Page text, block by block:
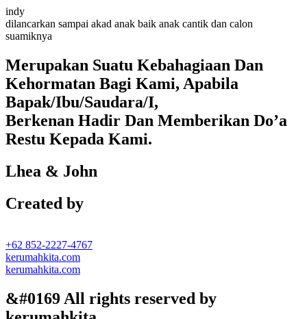
indy
dilancarkan sampai akad anak baik anak cantik dan calon
suamiknya
Merupakan Suatu Kebahagiaan Dan
Kehormatan Bagi Kami, Apabila
Bapak/Ibu/Saudara/I,
Berkenan Hadir Dan Memberikan Do’a
Restu Kepada Kami.
Lhea & John
Created by
+62 852-2227-4767
kerumahkita.com
kerumahkita.com
&#0169 All rights reserved by